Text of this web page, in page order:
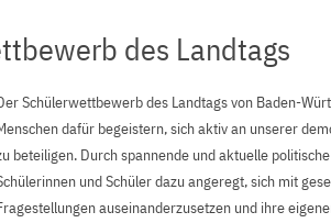
des Landtags
Schülerwettbewerb des Landtags von Baden-
dafür begeistern, sich aktiv an unserer
beteiligen. Durch spannende und aktuelle
und Schüler dazu angeregt, sich mit
auseinanderzusetzen und ihre